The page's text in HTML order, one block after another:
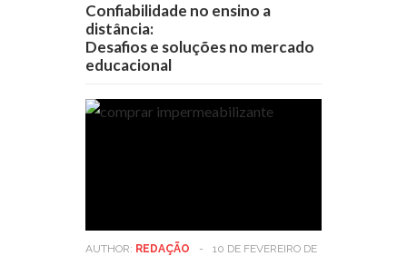
Confiabilidade no ensino a
distância:
Desafios e soluções no mercado
educacional
AUTHOR: REDAÇÃO -
10 DE FEVEREIRO DE